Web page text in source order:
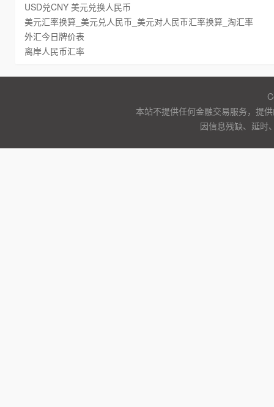
USD兑CNY 美元兑换人民币
美元汇率换算_美元兑人民币_美元对人民币汇率换算_淘汇率
外汇今日牌价表
离岸人民币汇率
本站不提供任何金融交易服务，提
因信息残缺、延时